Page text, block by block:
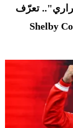
"فيراري".. تعرّف